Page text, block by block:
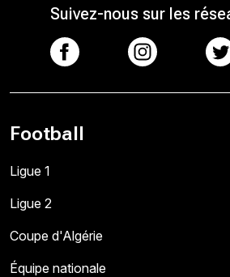
Suivez-nous sur les
Football
Ligue 1
Ligue 2
Coupe d'Algérie
Équipe nationale